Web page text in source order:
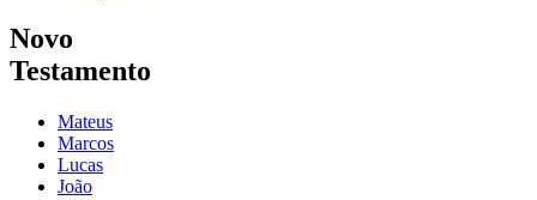
Novo
Testamento
Mateus
Marcos
Lucas
João